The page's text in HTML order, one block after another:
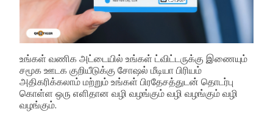
உங்கள் வணிக அட்டையில் உங்கள் ட்விட்டருக்கு இணையும்
சமூக ஊடக குறியீடுக்கு சோஷல் மீடியா பிரியம்
அதிகரிக்கலாம் மற்றும் உங்கள் பிரதேசத்துடன் தொடர்பு
கொள்ள ஒரு எளிதான வழி வழங்கும் வழி வழங்கும் வழி
வழங்கும்.